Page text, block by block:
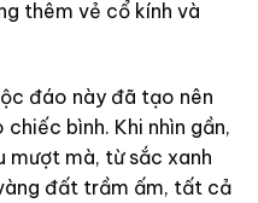
thêm vẻ cổ kính và
đáo này đã tạo nên
bình. Khi nhìn gần,
mượt mà, từ sắc xanh
đất trầm ấm, tất cả